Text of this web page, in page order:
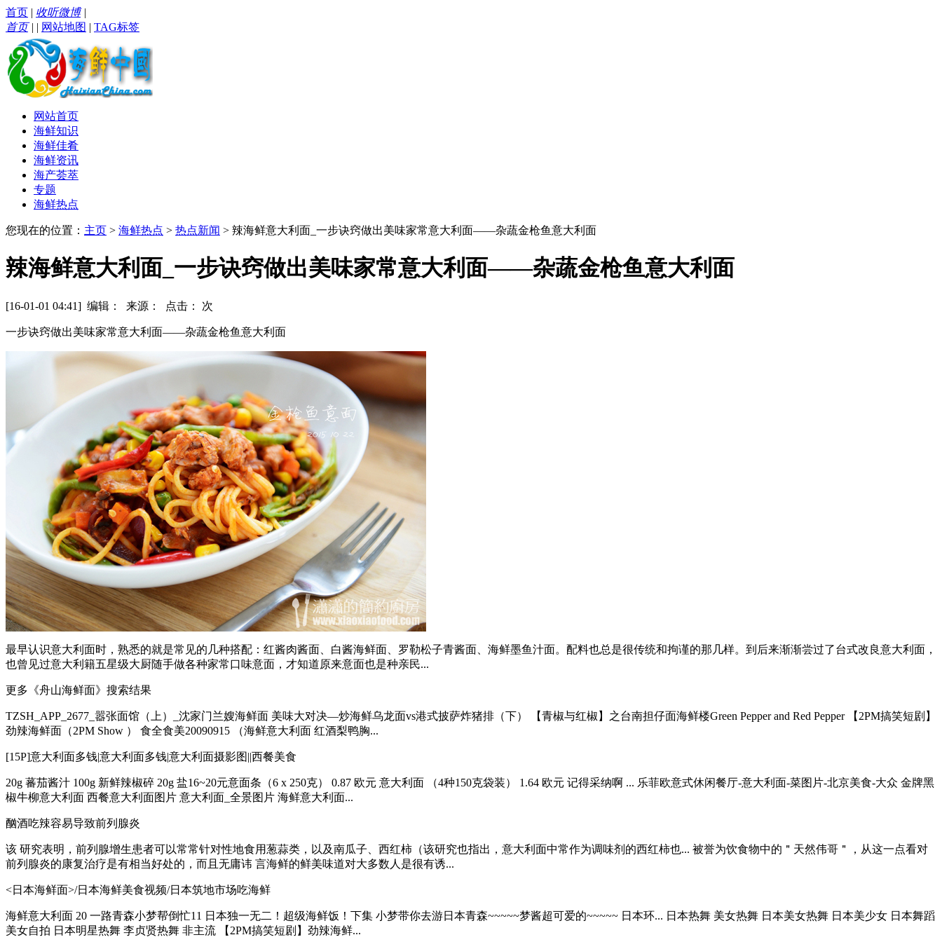
首页 | 收听微博|
首页| | 网站地图 | TAG标签
网站首页
海鲜知识
海鲜佳肴
海鲜资讯
海产荟萃
专题
海鲜热点
您现在的位置： 主页 > 海鲜热点 > 热点新闻 > 辣海鲜意大利面_一步诀窍做出美味家常意大利面——杂蔬金枪鱼意大利面
辣海鲜意大利面_一步诀窍做出美味家常意大利面——杂蔬金枪鱼意大利面
[16-01-01 04:41] 编辑： 来源： 点击： 次
一步诀窍做出美味家常意大利面——杂蔬金枪鱼意大利面
最早认识意大利面时，熟悉的就是常见的几种搭配：红酱肉酱面、白酱海鲜面、罗勒松子青酱面、海鲜墨鱼汁面。配料也总是很传统和拘谨的那几样。到后来渐渐尝过了台式改良意大利面，
也曾见过意大利籍五星级大厨随手做各种家常口味意面，才知道原来意面也是种亲民...
更多《舟山海鲜面》搜索结果
TZSH_APP_2677_嚣张面馆（上）_沈家门兰嫂海鲜面 美味大对决—炒海鲜乌龙面vs港式披萨炸猪排（下） 【青椒与红椒】之台南担仔面海鲜楼Green Pepper and Red Pepper 【2PM搞笑短剧】
劲辣海鲜面（2PM Show ） 食全食美20090915 （海鲜意大利面 红酒梨鸭胸...
[15P]意大利面多钱|意大利面多钱|意大利面摄影图||西餐美食
20g 蕃茄酱汁 100g 新鲜辣椒碎 20g 盐16~20元意面条（6 x 250克） 0.87 欧元 意大利面 （4种150克袋装） 1.64 欧元 记得采纳啊 ... 乐菲欧意式休闲餐厅-意大利面-菜图片-北京美食-大众 金牌黑
椒牛柳意大利面 西餐意大利面图片 意大利面_全景图片 海鲜意大利面...
酗酒吃辣容易导致前列腺炎
该 研究表明，前列腺增生患者可以常常针对性地食用葱蒜类，以及南瓜子、西红柿（该研究也指出，意大利面中常作为调味剂的西红柿也... 被誉为饮食物中的＂天然伟哥＂，从这一点看对
前列腺炎的康复治疗是有相当好处的，而且无庸讳 言海鲜的鲜美味道对大多数人是很有诱...
<日本海鲜面>/日本海鲜美食视频/日本筑地市场吃海鲜
海鲜意大利面 20 一路青森小梦帮倒忙11 日本独一无二！超级海鲜饭！下集 小梦带你去游日本青森~~~~~梦酱超可爱的~~~~~ 日本环... 日本热舞 美女热舞 日本美女热舞 日本美少女 日本舞蹈
美女自拍 日本明星热舞 李贞贤热舞 非主流 【2PM搞笑短剧】劲辣海鲜...